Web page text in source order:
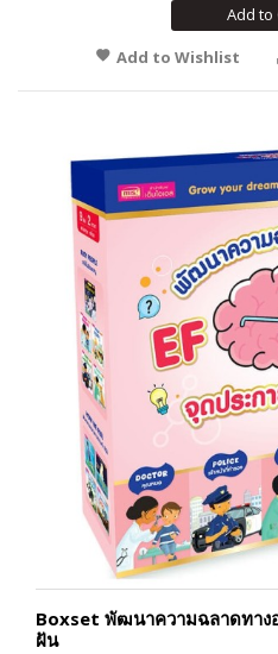
Add to
Add to Wishlist
Boxset พัฒนาความฉลาดทาง
ฝัน